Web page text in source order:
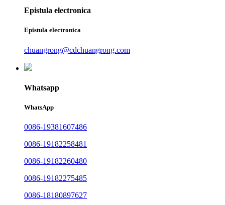
Epistula electronica
Epistula electronica
chuangrong@cdchuangrong.com
Whatsapp
WhatsApp
0086-19381607486
0086-19182258481
0086-19182260480
0086-19182275485
0086-18180897627